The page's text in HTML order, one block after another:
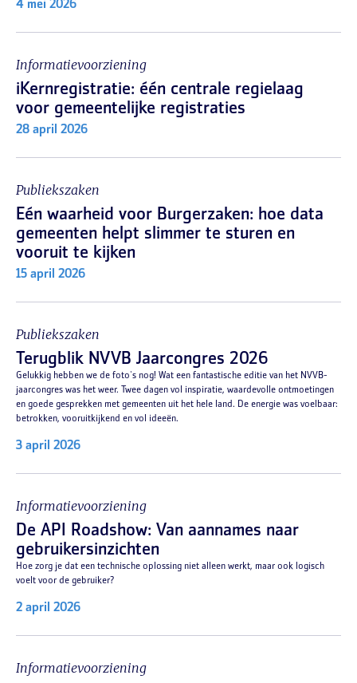
4 mei 2026
Informatievoorziening
iKernregistratie: één centrale regielaag
voor gemeentelijke registraties
28 april 2026
Publiekszaken
Eén waarheid voor Burgerzaken: hoe data
gemeenten helpt slimmer te sturen en
vooruit te kijken
15 april 2026
Publiekszaken
Terugblik NVVB Jaarcongres 2026
Gelukkig hebben we de foto's nog! Wat een fantastische editie van het NVVB-
jaarcongres was het weer. Twee dagen vol inspiratie, waardevolle ontmoetingen
en goede gesprekken met gemeenten uit het hele land. De energie was voelbaar:
betrokken, vooruitkijkend en vol ideeën.
3 april 2026
Informatievoorziening
De API Roadshow: Van aannames naar
gebruikersinzichten
Hoe zorg je dat een technische oplossing niet alleen werkt, maar ook logisch
voelt voor de gebruiker?
2 april 2026
Informatievoorziening